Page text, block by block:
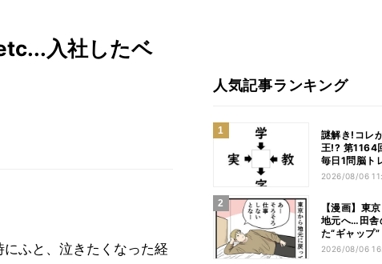
入社したベ
ふと、泣きたくなった経
人気記事ランキング
謎解き!コレ
王!? 第1164
毎日1問脳ト
る漢字はどれ
2026/08/06
【漫画】東
地元へ…田舎
た“ギャップ”
2026/08/06